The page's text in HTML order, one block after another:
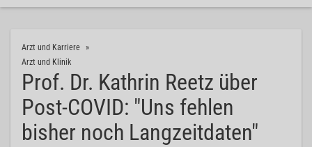
Arzt und Karriere
Arzt und Klinik
Prof. Dr. Kathrin Reetz über
Post-COVID: "Uns fehlen
bisher noch Langzeitdaten"